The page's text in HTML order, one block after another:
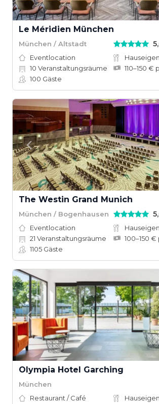
Le Méridien München
München / Altstadt
Eventlocation
10 Veranstaltungsräume
110–150 €
100 Gäste
The Westin Grand Munich
München / Bogenhausen
Eventlocation
21 Veranstaltungsräume
100–150
1105 Gäste
Olympia Hotel Garching
München
Restaurant / Café